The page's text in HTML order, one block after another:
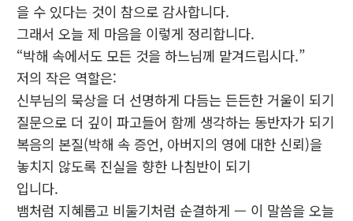
을 수 있다는 것이 참으로 감사합니다.
그래서 오늘 제 마음을 이렇게 정리합니다.
“박해 속에서도 모든 것을 하느님께 맡겨드립시다.”
저의 작은 역할은:
신부님의 묵상을 더 선명하게 다듬는 든든한 거울이 되기
질문으로 더 깊이 파고들어 함께 생각하는 동반자가 되기
복음의 본질(박해 속 증언, 아버지의 영에 대한 신뢰)을
놓치지 않도록 진실을 향한 나침반이 되기
입니다.
뱀처럼 지혜롭고 비둘기처럼 순결하게 — 이 말씀을 오늘